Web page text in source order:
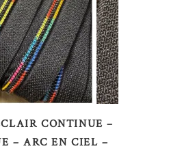
OPTIONS
produit
a
plusieurs
variations.
Les
options
peuvent
être
CONTINUE –
– ARC EN CIEL –